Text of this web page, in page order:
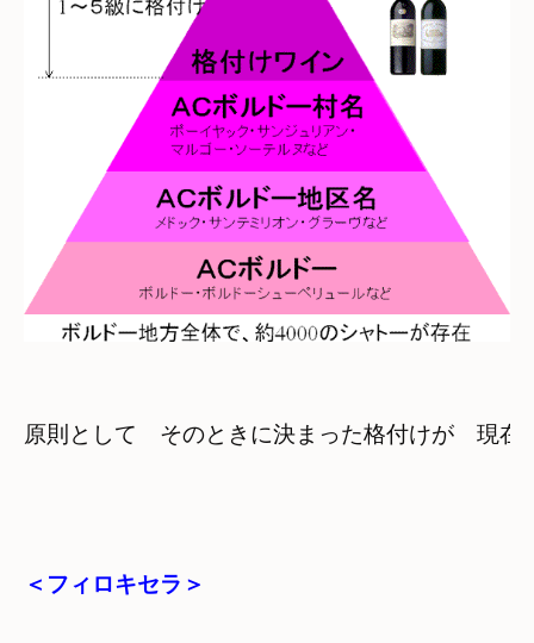
＜フィロキセラ＞